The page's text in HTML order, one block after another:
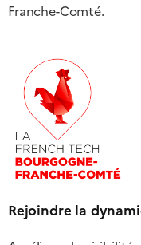
Franche-Comté.
Rejoindre la